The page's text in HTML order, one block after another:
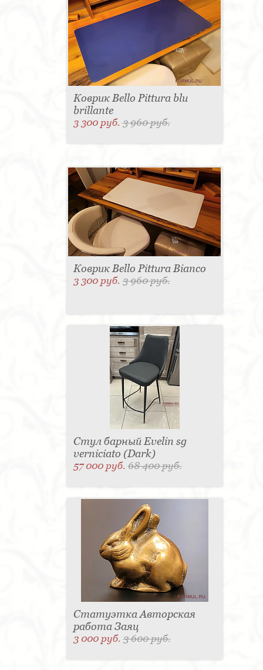
Коврик Bello Pittura blu
brillante
3 300 руб.3 960 руб.
Коврик Bello Pittura Bianco
3 300 руб.3 960 руб.
Стул барный Evelin sg
verniciato (Dark)
57 000 руб.68 400 руб.
Статуэтка Авторская
работа Заяц
3 000 руб.3 600 руб.